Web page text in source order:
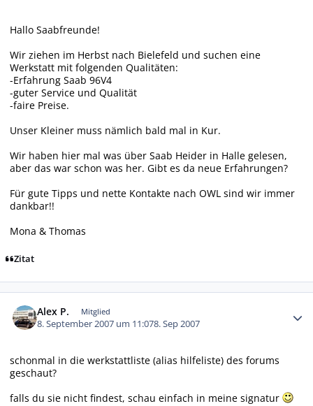
Hallo Saabfreunde!
Wir ziehen im Herbst nach Bielefeld und suchen eine
Werkstatt mit folgenden Qualitäten:
-Erfahrung Saab 96V4
-guter Service und Qualität
-faire Preise.
Unser Kleiner muss nämlich bald mal in Kur.
Wir haben hier mal was über Saab Heider in Halle gelesen,
aber das war schon was her. Gibt es da neue Erfahrungen?
Für gute Tipps und nette Kontakte nach OWL sind wir immer
dankbar!!
Mona & Thomas
Zitat
Alex P. Mitglied
8. September 2007 um 11:078. Sep 2007
schonmal in die werkstattliste (alias hilfeliste) des forums
geschaut?
falls du sie nicht findest, schau einfach in meine signatur